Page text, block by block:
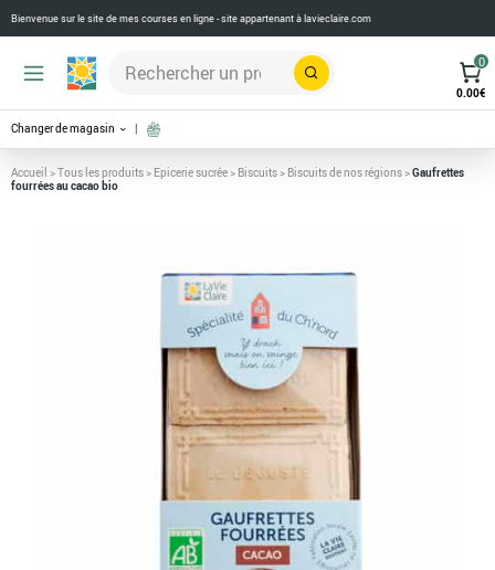
Bienvenue sur le site de mes courses en ligne - site appartenant àlavieclaire.com
Rechercher
0
0.00€
Changer de magasin
Accueil >Tous les produits> Epicerie sucrée> Biscuits> Biscuits de nos régions>Gaufrettes
fourrées au cacao bio